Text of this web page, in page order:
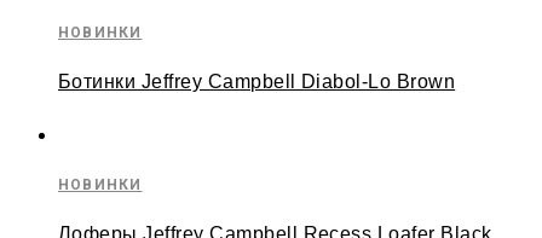
НОВИНКИ
Ботинки Jeffrey Campbell Diabol-Lo Brown
НОВИНКИ